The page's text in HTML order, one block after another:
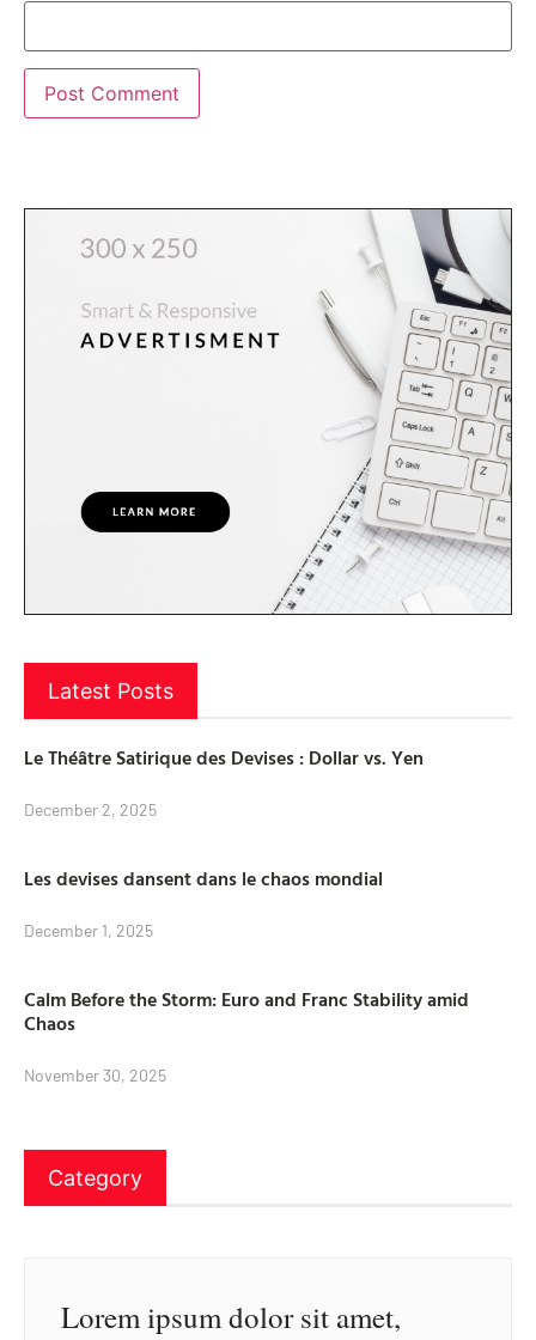
Latest Posts
Le Théâtre Satirique des Devises : Dollar vs. Yen
December 2, 2025
Les devises dansent dans le chaos mondial
December 1, 2025
Calm Before the Storm: Euro and Franc Stability amid
Chaos
November 30, 2025
Category
Lorem ipsum dolor sit amet,